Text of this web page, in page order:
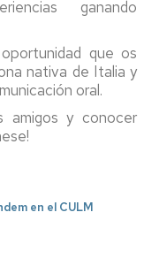
ganando
que os
nativa de Italia y
oral.
amigos y conocer
en el CULM